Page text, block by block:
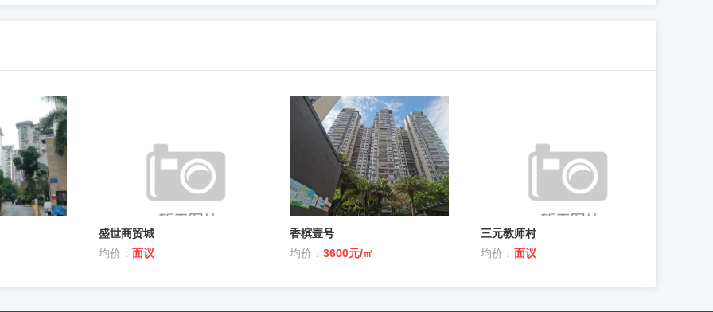
盛世商贸城
均价： 面议
香槟壹号
均价： 3600元/㎡
三元教师村
均价： 面议